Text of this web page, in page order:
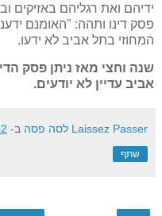
ידיהם ואת רגליהם באזיקים
פסק דינו ותהה: "האומנם
המחוזי בתל אביב לא ידעו.
שנה וחצי מאז ניתן פסק
אביב עדיין לא יודעים.
Laissez Passer לסה פסה ב-
שתף